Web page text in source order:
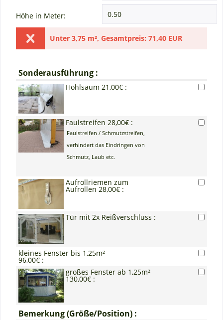
Höhe in Meter:
Unter 3,75 m², Gesamtpreis: 71,40 EUR
Sonderausführung :
Hohlsaum 21,00€ :
Faulstreifen 28,00€ :
Faulstreifen / Schmutzstreifen,
verhindert das Eindringen von
Schmutz, Laub etc.
Aufrollriemen zum
Aufrollen 28,00€ :
Tür mit 2x Reißverschluss :
kleines Fenster bis 1,25m²
96,00€ :
großes Fenster ab 1,25m²
130,00€ :
Bemerkung (Größe/Position) :